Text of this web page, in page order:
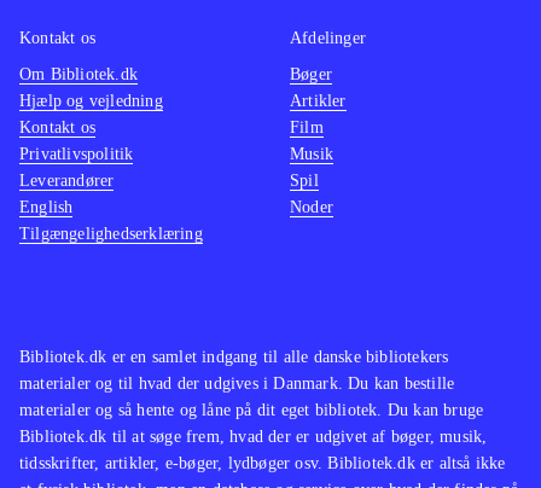
Bibliotek.dk er en samlet indgang til alle danske bibliotekers
materialer og til hvad der udgives i Danmark. Du kan bestille
materialer og så hente og låne på dit eget bibliotek. Du kan bruge
Bibliotek.dk til at søge frem, hvad der er udgivet af bøger, musik,
tidsskrifter, artikler, e-bøger, lydbøger osv. Bibliotek.dk er altså ikke
Kontakt os
Om Bibliotek.dk
Hjælp og vejledning
Kontakt os
Privatlivspolitik
Leverandører
English
Tilgængelighedserklæring
Afdelinger
Bøger
Artikler
Film
Musik
Spil
Noder